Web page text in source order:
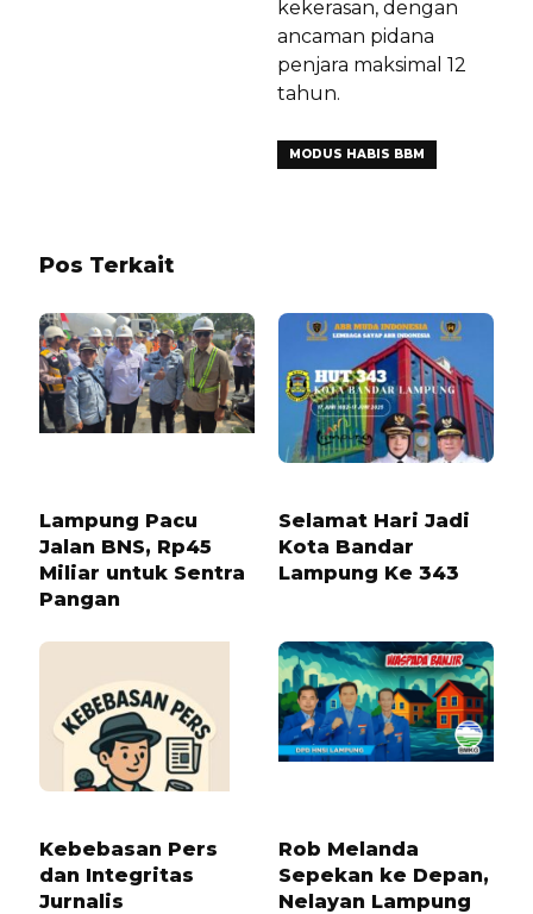
kekerasan, dengan
ancaman pidana
penjara maksimal 12
tahun.
MODUS HABIS BBM
Pos Terkait
Lampung Pacu
Jalan BNS, Rp45
Miliar untuk Sentra
Pangan
Selamat Hari Jadi
Kota Bandar
Lampung Ke 343
Kebebasan Pers
dan Integritas
Jurnalis
Rob Melanda
Sepekan ke Depan,
Nelayan Lampung